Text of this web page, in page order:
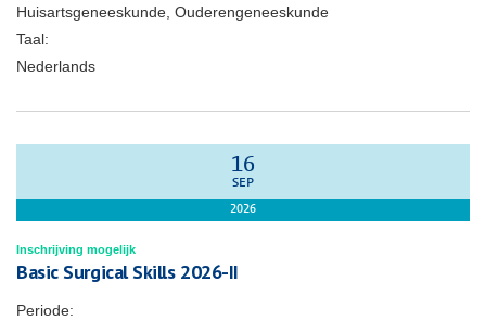
Huisartsgeneeskunde, Ouderengeneeskunde
Taal:
Nederlands
16
SEP
2026
Inschrijving mogelijk
Basic Surgical Skills 2026-II
Periode: